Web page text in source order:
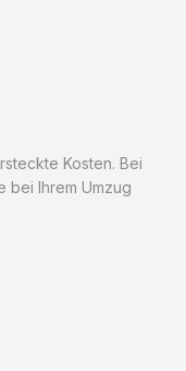
Kosten. Bei
bei Ihrem Umzug